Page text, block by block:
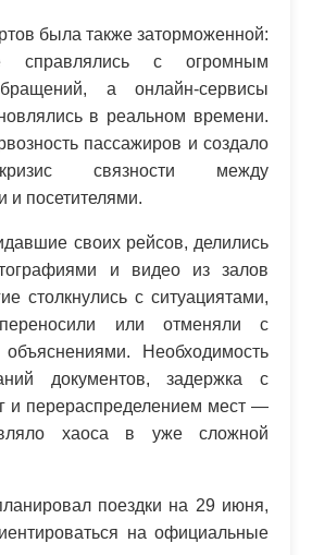
была также заторможенной:
справлялись с огромным
а онлайн-сервисы
в реальном времени.
пассажиров и создало
связности между
и посетителями.
своих рейсов, делились
и видео из залов
столкнулись с ситуациятами,
или отменяли с
Необходимость
документов, задержка с
и перераспределением мест —
хаоса в уже сложной
поездки на 29 июня,
на официальные